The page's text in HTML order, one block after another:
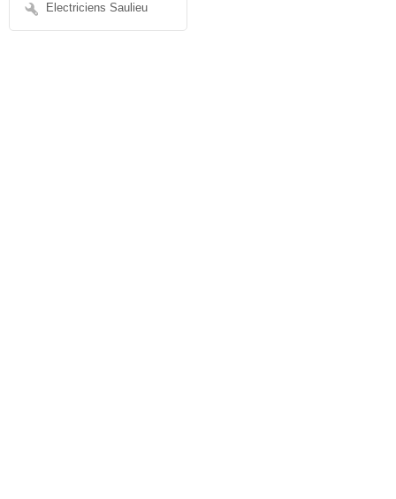
Electriciens Saulieu